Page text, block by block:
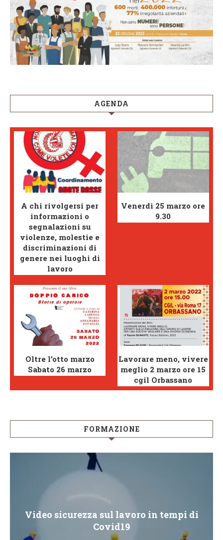
AGENDA
A chi rivolgersi per
informazioni o
segnalazioni su
violenze, molestie e
discriminazioni di
genere nei luoghi di
lavoro
Venerdì 25 marzo ore
9.30
Oltre l’otto marzo
Sabato 26 marzo
Lavorare meno, vivere
meglio 2 marzo ore 15
cgil Orbassano
FORMAZIONE
Video sicurezza sul lavoro in tempi di
Covid19